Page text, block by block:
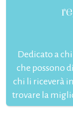
Dedicato a
che possono
chi li riceverà
trovare la